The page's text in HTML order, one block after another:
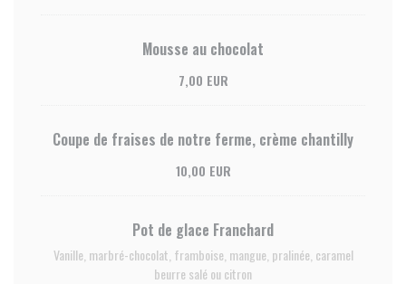
Mousse au chocolat
7,00 EUR
Coupe de fraises de notre ferme, crème chantilly
10,00 EUR
Pot de glace Franchard
Vanille, marbré-chocolat, framboise, mangue, pralinée, caramel
beurre salé ou citron